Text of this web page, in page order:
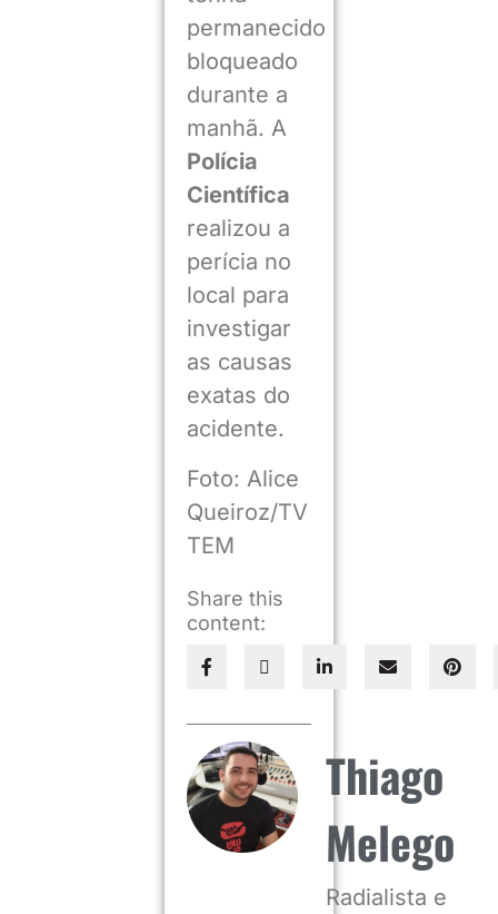
permanecido
bloqueado
durante a
manhã. A
Polícia
Científica
realizou a
perícia no
local para
investigar
as causas
exatas do
acidente.
Foto: Alice
Queiroz/TV
TEM
Share this
content:
Thiago
Melego
Radialista e